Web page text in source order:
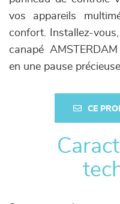
vos appareils
confort. Installez-
canapé
en une pause
CE